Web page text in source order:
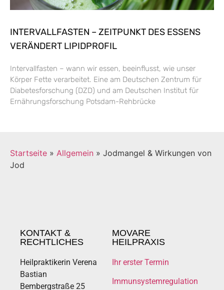
INTERVALLFASTEN – ZEITPUNKT DES ESSENS
VERÄNDERT LIPIDPROFIL
Intervallfasten – wann wir essen, beeinflusst, wie unser
Körper Fette verarbeitet. Eine am Deutschen Zentrum für
Diabetesforschung (DZD) und am Deutschen Institut für
Ernährungsforschung Potsdam-Rehbrücke
Startseite » Allgemein » Jodmangel & Wirkungen von
Jod
KONTAKT &
RECHTLICHES
Heilpraktikerin Verena
Bastian
Bembergstraße 25
MOVARE
HEILPRAXIS
Ihr erster Termin
Immunsystemregulation